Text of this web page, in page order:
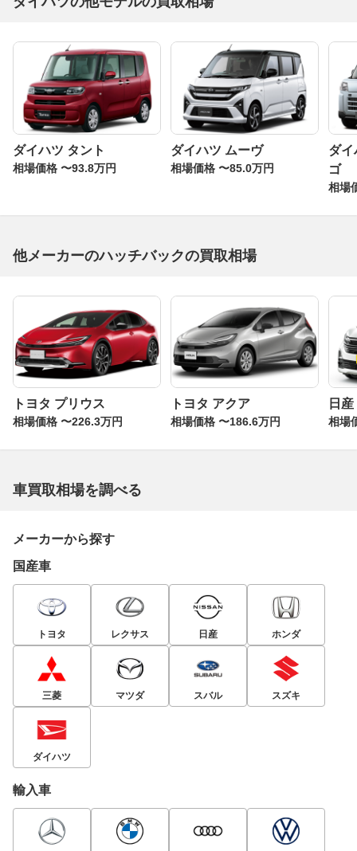
ダイハツ タント
相場価格 〜93.8万円
ダイハツ ムーヴ
相場価格 〜85.0万円
ダイ
ゴ
相場
他メーカーのハッチバックの買取相場
トヨタ プリウス
相場価格 〜226.3万円
トヨタ アクア
相場価格 〜186.6万円
日
相場
車買取相場を調べる
メーカーから探す
国産車
トヨタ レクサス 日産 ホンダ
三菱 マツダ スバル スズキ
ダイハツ
輸入車